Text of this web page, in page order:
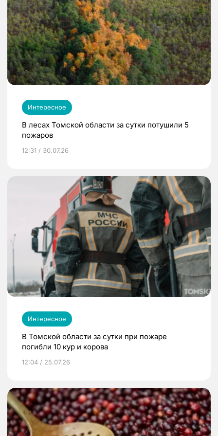
Интересное
В лесах Томской области за сутки потушили 5
пожаров
12:31 / 30.07.26
Интересное
В Томской области за сутки при пожаре
погибли 10 кур и корова
12:04 / 25.07.26